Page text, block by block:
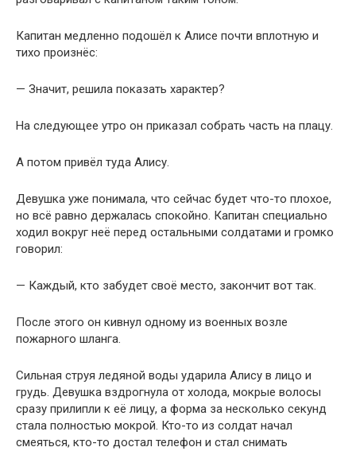
Капитан медленно подошёл к Алисе почти вплотную и
тихо произнёс:
— Значит, решила показать характер?
На следующее утро он приказал собрать часть на плацу.
А потом привёл туда Алису.
Девушка уже понимала, что сейчас будет что-то плохое,
но всё равно держалась спокойно. Капитан специально
ходил вокруг неё перед остальными солдатами и громко
говорил:
— Каждый, кто забудет своё место, закончит вот так.
После этого он кивнул одному из военных возле
пожарного шланга.
Сильная струя ледяной воды ударила Алису в лицо и
грудь. Девушка вздрогнула от холода, мокрые волосы
сразу прилипли к её лицу, а форма за несколько секунд
стала полностью мокрой. Кто-то из солдат начал
смеяться, кто-то достал телефон и стал снимать